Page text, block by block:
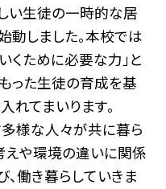
い生徒の一時的な居
動しました。本校では
くために必要な力」と
った生徒の育成を基
れてまいります。
様な人々が共に暮ら
えや環境の違いに関係
働き暮らしていきま